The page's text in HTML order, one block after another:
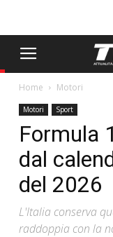
Home Motori
Motori Sport
Formula
dal
del 2026
L'Italia conserva
raddoppia con la